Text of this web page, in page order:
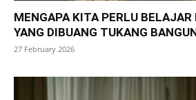
MENGAPA KITA PERLU BELAJAR
YANG DIBUANG TUKANG
27 February 2026